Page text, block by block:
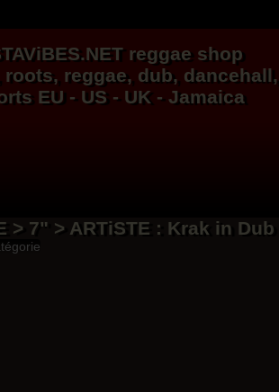
reggae shop
roots, reggae, dub, dancehall,
EU - US - UK - Jamaica
> 7" > ARTiSTE : Krak in Dub